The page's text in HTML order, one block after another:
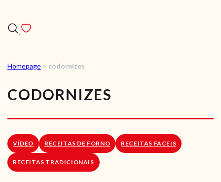
VÍDEOS
RECEITAS VEGGIE
SOBRE NÓS
LOJA ONLINE
Homepage > codornizes
CODORNIZES
VÍDEO RECEITAS DE FORNO RECEITAS FACEIS
RECEITAS TRADICIONAIS